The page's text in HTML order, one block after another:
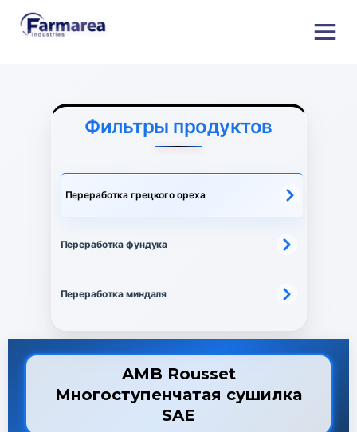
Фильтры продуктов
Переработка грецкого ореха
Переработка фундука
Переработка миндаля
AMB Rousset
Многоступенчатая сушилка
SAE